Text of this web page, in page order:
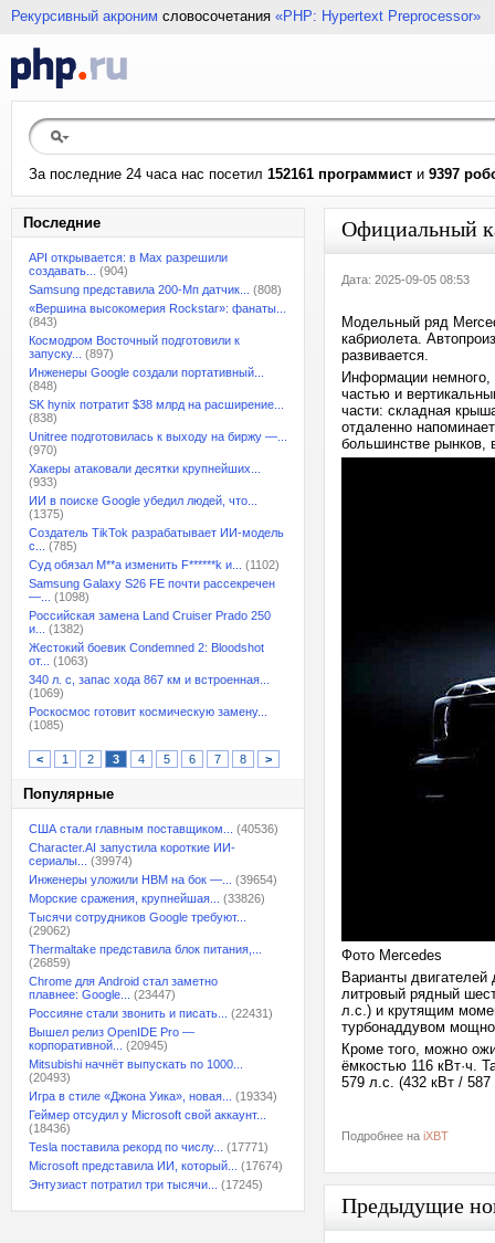
Рекурсивный акроним словосочетания «PHP: Hypertext Preprocessor»
За последние 24 часа нас посетил 152161 программист и 9397
Последние
API открывается: в Max разрешили
создавать...
(904)
Samsung представила 200-Мп датчик...
(808)
«Вершина высокомерия Rockstar»: фанаты...
(843)
Космодром Восточный подготовили к
запуску...
(897)
Инженеры Google создали портативный...
(848)
SK hynix потратит $38 млрд на расширение...
(838)
Unitree подготовилась к выходу на биржу —...
(970)
Хакеры атаковали десятки крупнейших...
(933)
ИИ в поиске Google убедил людей, что...
(1375)
Создатель TikTok разрабатывает ИИ-модель
с...
(785)
Суд обязал M**a изменить F******k и...
(1102)
Samsung Galaxy S26 FE почти рассекречен
—...
(1098)
Российская замена Land Cruiser Prado 250
и...
(1382)
Жестокий боевик Condemned 2: Bloodshot
от...
(1063)
340 л. с, запас хода 867 км и встроенная...
(1069)
Роскосмос готовит космическую замену...
(1085)
< 1 2 3 4 5 6 7 8 >
Популярные
США стали главным поставщиком...
(40536)
Character.AI запустила короткие ИИ-
сериалы...
(39974)
Инженеры уложили HBM на бок —...
(39654)
Морские сражения, крупнейшая...
(33826)
Тысячи сотрудников Google требуют...
(29062)
Thermaltake представила блок питания,...
(26859)
Chrome для Android стал заметно
плавнее: Google...
(23447)
Россияне стали звонить и писать...
(22431)
Вышел релиз OpenIDE Pro —
корпоративной...
(20945)
Mitsubishi начнёт выпускать по 1000...
(20493)
Игра в стиле «Джона Уика», новая...
(19334)
Геймер отсудил у Microsoft свой аккаунт...
(18436)
Tesla поставила рекорд по числу...
(17771)
Microsoft представила ИИ, который...
(17674)
Энтузиаст потратил три тысячи...
(17245)
Официальный
Дата: 2025-09-05 08:53
Модельный ряд
кабриолета.
развивается.
Информации немного,
частью и
части: складная
отдаленно
большинстве
Фото Mercedes
Варианты
литровый рядный
л.с.) и крутящим
турбонаддувом
Кроме того, можно
ёмкостью 116 кВт·ч.
579 л.с. (432 кВт /
Подробнее на iXBT
Предыдущие